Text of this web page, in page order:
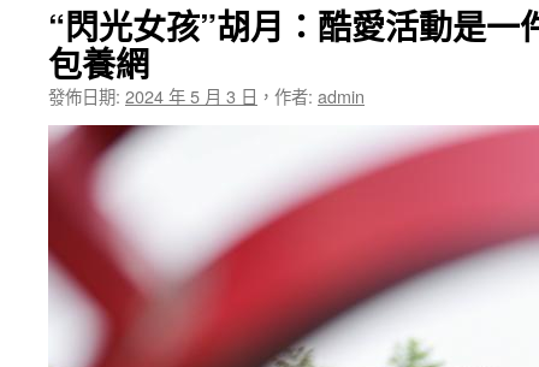
“閃光女孩”胡月：酷愛活動是一
包養網
發佈日期: 2024 年 5 月 3 日 ， 作者: admin